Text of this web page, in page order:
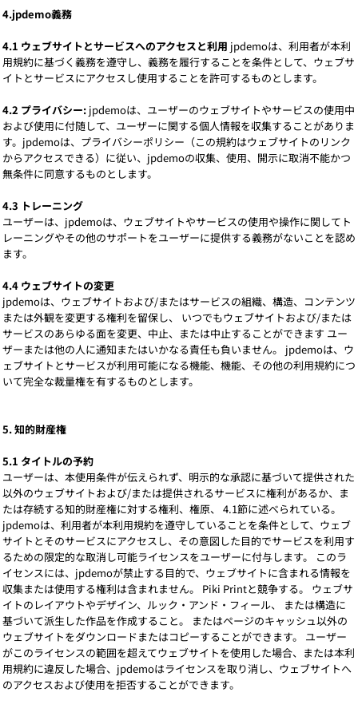
4.jpdemo義務
4.1 ウェブサイトとサービスへのアクセスと利用 jpdemoは、利用者が本利
用規約に基づく義務を遵守し、義務を履行することを条件として、ウェブサ
イトとサービスにアクセスし使用することを許可するものとします。
4.2 プライバシー: jpdemoは、ユーザーのウェブサイトやサービスの使用中
および使用に付随して、ユーザーに関する個人情報を収集することがありま
す。jpdemoは、プライバシーポリシー（この規約はウェブサイトのリンク
からアクセスできる）に従い、jpdemoの収集、使用、開示に取消不能かつ
無条件に同意するものとします。
4.3 トレーニング
ユーザーは、jpdemoは、ウェブサイトやサービスの使用や操作に関してト
レーニングやその他のサポートをユーザーに提供する義務がないことを認め
ます。
4.4 ウェブサイトの変更
jpdemoは、ウェブサイトおよび/またはサービスの組織、構造、コンテンツ
または外観を変更する権利を留保し、 いつでもウェブサイトおよび/または
サービスのあらゆる面を変更、中止、または中止することができます ユー
ザーまたは他の人に通知またはいかなる責任も負いません。 jpdemoは、ウ
ェブサイトとサービスが利用可能になる機能、機能、その他の利用規約につ
いて完全な裁量権を有するものとします。
5. 知的財産権
5.1 タイトルの予約
ユーザーは、本使用条件が伝えられず、明示的な承認に基づいて提供された
以外のウェブサイトおよび/または提供されるサービスに権利があるか、ま
たは存続する知的財産権に対する権利、権原、 4.1節に述べられている。
jpdemoは、利用者が本利用規約を遵守していることを条件として、ウェブ
サイトとそのサービスにアクセスし、その意図した目的でサービスを利用す
るための限定的な取消し可能ライセンスをユーザーに付与します。 このラ
イセンスには、jpdemoが禁止する目的で、ウェブサイトに含まれる情報を
収集または使用する権利は含まれません。 Piki Printと競争する。 ウェブサ
イトのレイアウトやデザイン、ルック・アンド・フィール、 または構造に
基づいて派生した作品を作成すること。 またはページのキャッシュ以外の
ウェブサイトをダウンロードまたはコピーすることができます。 ユーザー
がこのライセンスの範囲を超えてウェブサイトを使用した場合、または本利
用規約に違反した場合、jpdemoはライセンスを取り消し、ウェブサイトへ
のアクセスおよび使用を拒否することができます。